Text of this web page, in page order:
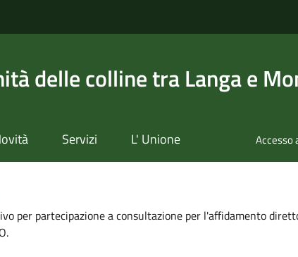
delle colline tra Langa e
Servizi L' Unione Accesso
per partecipazione a consultazione per l'affidamento